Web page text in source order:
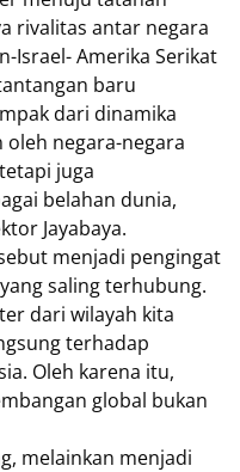
rivalitas antar negara
Israel- Amerika Serikat
baru
dari dinamika
negara-negara
juga
belahan dunia,
Jayabaya.
menjadi pengingat
saling terhubung.
dari wilayah kita
terhadap
Oleh karena itu,
global bukan
melainkan menjadi